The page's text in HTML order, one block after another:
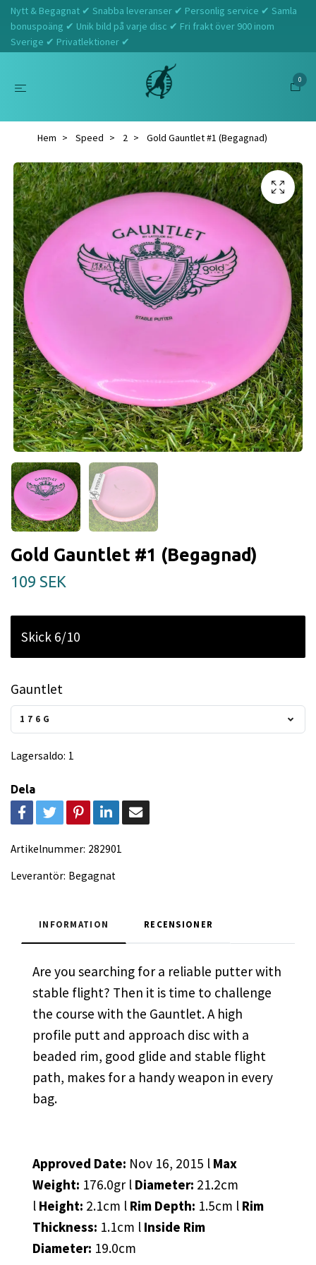
Nytt & Begagnat ✔ Snabba leveranser ✔ Personlig service ✔ Samla
bonuspoäng ✔ Unik bild på varje disc ✔ Fri frakt över 900 inom
Sverige ✔ Privatlektioner ✔
0
Hem Speed 2 Gold Gauntlet #1 (Begagnad)
Gold Gauntlet #1 (Begagnad)
109 SEK
Skick 6/10
Gauntlet
176G
Lagersaldo: 1
Dela
Artikelnummer: 282901
Leverantör: Begagnat
INFORMATION RECENSIONER
Are you searching for a reliable putter with
stable flight? Then it is time to challenge
the course with the Gauntlet. A high
profile putt and approach disc with a
beaded rim, good glide and stable flight
path, makes for a handy weapon in every
bag.
Approved Date: Nov 16, 2015 l Max
Weight: 176.0gr l Diameter: 21.2cm
l Height: 2.1cm l Rim Depth: 1.5cm l Rim
Thickness: 1.1cm l Inside Rim
Diameter: 19.0cm